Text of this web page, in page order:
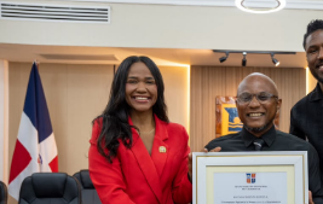
ti
o
n